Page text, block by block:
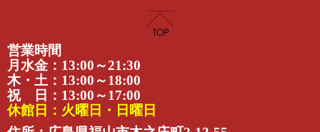
営業時間
月水金：13:00～21:30
木・土：13:00～18:00
祝 日：13:00～17:00
休館日：火曜日・日曜日